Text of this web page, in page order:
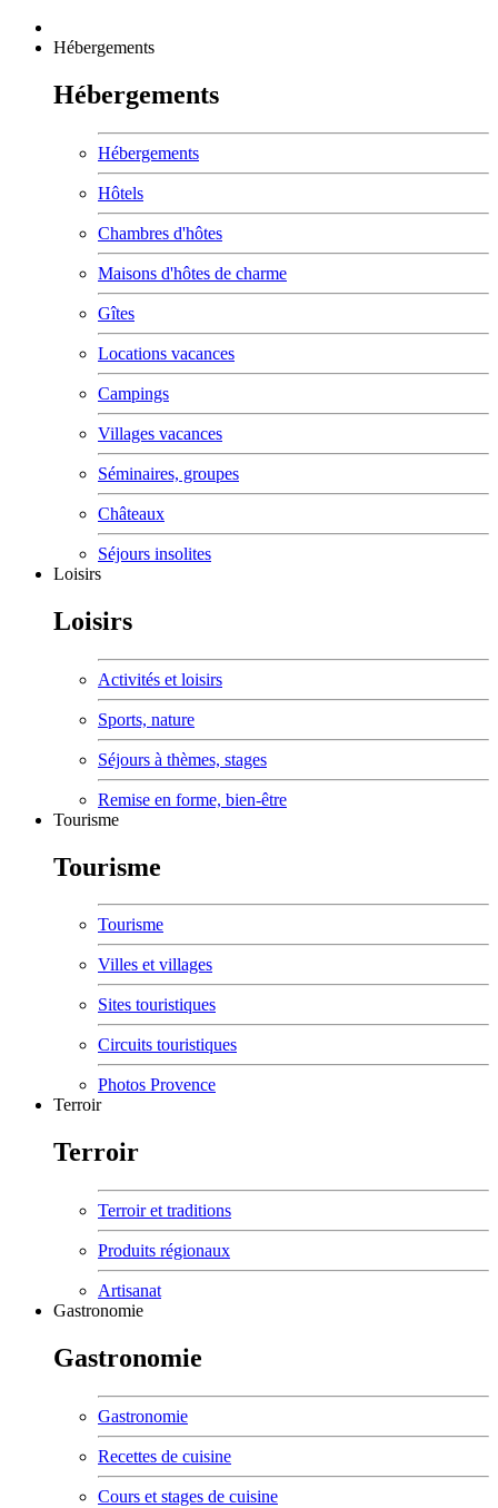
Hébergements
Hébergements
Hébergements
Hôtels
Chambres d'hôtes
Maisons d'hôtes de charme
Gîtes
Locations vacances
Campings
Villages vacances
Séminaires, groupes
Châteaux
Séjours insolites
Loisirs
Loisirs
Activités et loisirs
Sports, nature
Séjours à thèmes, stages
Remise en forme, bien-être
Tourisme
Tourisme
Tourisme
Villes et villages
Sites touristiques
Circuits touristiques
Photos Provence
Terroir
Terroir
Terroir et traditions
Produits régionaux
Artisanat
Gastronomie
Gastronomie
Gastronomie
Recettes de cuisine
Cours et stages de cuisine